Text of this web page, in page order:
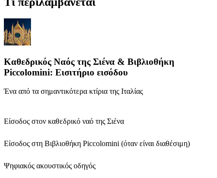
Καθεδρικός Ναός της Σιένα & Βιβλιοθήκη
Piccolomini: Εισιτήριο εισόδου
Ένα από τα σημαντικότερα κτίρια της Ιταλίας
Είσοδος στον καθεδρικό ναό της Σιένα
Είσοδος στη Βιβλιοθήκη Piccolomini (όταν είναι διαθέσιμη)
Ψηφιακός ακουστικός οδηγός